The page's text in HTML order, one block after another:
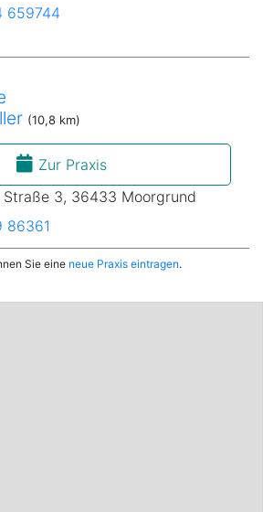
659744
(10,8 km)
Zur Praxis
Straße 3, 36433 Moorgrund
86361
Sie eine neue Praxis eintragen.